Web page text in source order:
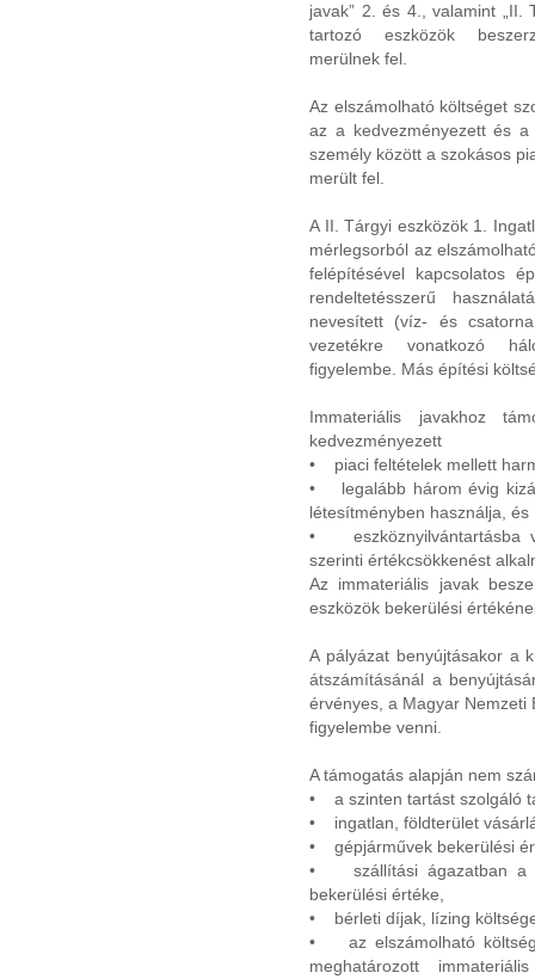
javak” 2. és 4., valamint „II.
tartozó eszközök
merülnek fel.
Az elszámolható költséget
az a kedvezményezett és a
személy között a szokásos
merült fel.
A II. Tárgyi eszközök 1.
mérlegsorból az
felépítésével kapcsolatos
rendeltetésszerű
nevesített (víz- és
vezetékre vonatkozó
figyelembe. Más építési
Immateriális javakhoz
kedvezményezett
• piaci feltételek mellett
• legalább három évig
létesítményben használja, és
• eszköznyilvántartásba
szerinti értékcsökkenést
Az immateriális javak
eszközök bekerülési
A pályázat benyújtásakor a
átszámításánál a
érvényes, a Magyar Nemzeti
figyelembe venni.
A támogatás alapján nem
• a szinten tartást szolgáló
• ingatlan, földterület
• gépjárművek bekerülési
• szállítási ágazatban a
bekerülési értéke,
• bérleti díjak, lízing
• az elszámolható
meghatározott